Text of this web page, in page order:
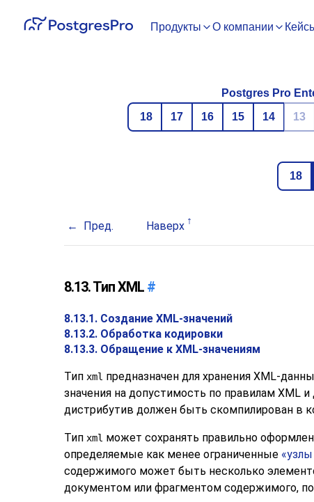
Продукты О компании
Postgres Pro
18
17 16 15 14 13
18
Пред. Наверх
8.13. ТипXML #
8.13.1. Создание XML-значений
8.13.2. Обработка кодировки
8.13.3. Обращение к XML-значениям
Тип xml предназначен для хранения XML-
значения на допустимость по правилам XML
дистрибутив должен быть скомпилирован в
Тип xml может сохранять правильно
определяемые как менее ограниченные «
содержимого может быть несколько
документом или фрагментом содержимого,